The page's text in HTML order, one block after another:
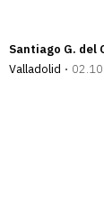
Santiago G. del
Valladolid